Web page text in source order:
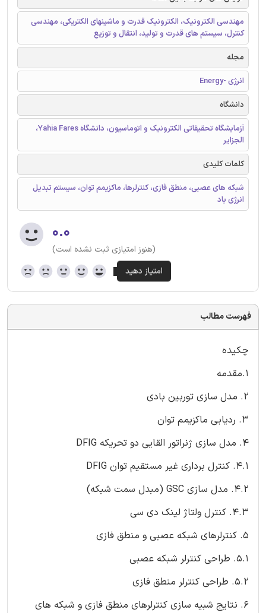
مهندسی الکترونیک، الکترونیک قدرت و ماشینهای الکتریکی، مهندسی
کنترل، سیستم های قدرت و تولید، انتقال و توزیع
مجله
انرژی -Energy
دانشگاه
آزمایشگاه تحقیقاتی الکترونیک و اتوماسیون، دانشگاه Yahia Fares،
الجزایر
کلمات کلیدی
شبکه های عصبی، منطق فازی، کنترلرها، ماکزیمم توان، سیستم تبدیل
انرژی باد
۰.۰
(هنوز امتیازی ثبت نشده است)
فهرست مطالب
چکیده
1.مقدمه
2. مدل سازی توربین بادی
3. ردیابی ماکزیمم توان
4. مدل سازی ژنراتور القایی دو تحریکه DFIG
4.1. کنترل برداری غیر مستقیم توان DFIG
4.2. مدل سازی GSC (مبدل سمت شبکه)
4.3. کنترل ولتاژ لینک دی سی
5. کنترلرهای شبکه عصبی و منطق فازی
5.1. طراحی کنترلر شبکه عصبی
5.2. طراحی کنترلر منطق فازی
6. نتایج شبیه سازی کنترلرهای منطق فازی و شبکه های